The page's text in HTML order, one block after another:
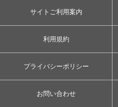
サイトご利用案内
利用規約
プライバシーポリシー
お問い合わせ